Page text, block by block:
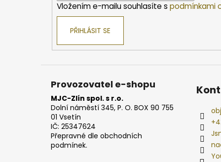
Vložením e-mailu souhlasíte s podmínkami
PŘIHLÁSIT SE
Provozovatel e-shopu
MJC-Zlín spol. s r.o.
Dolní náměstí 345, P. O. BOX 90 755
01 Vsetín
IČ: 25347624
Přepravné dle obchodních
podmínek.